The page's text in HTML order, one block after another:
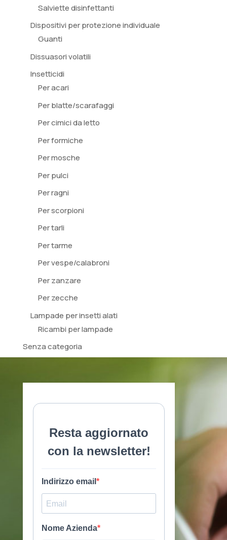
Salviette disinfettanti
Dispositivi per protezione individuale
Guanti
Dissuasori volatili
Insetticidi
Per acari
Per blatte/scarafaggi
Per cimici da letto
Per formiche
Per mosche
Per pulci
Per ragni
Per scorpioni
Per tarli
Per tarme
Per vespe/calabroni
Per zanzare
Per zecche
Lampade per insetti alati
Ricambi per lampade
Senza categoria